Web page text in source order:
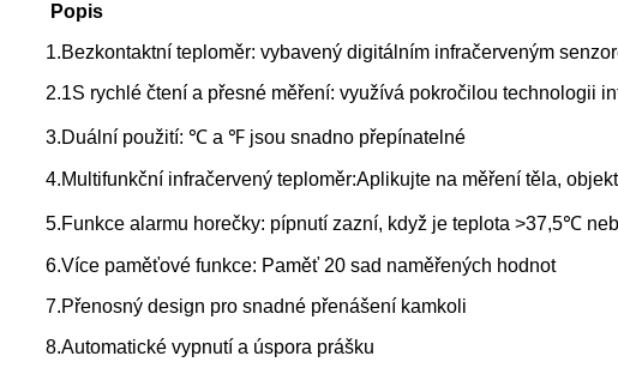
Popis
1.Bezkontaktní teploměr: vybavený digitálním infračerveným
2.1S rychlé čtení a přesné měření: využívá pokročilou technologii
3.Duální použití: ℃ a ℉ jsou snadno přepínatelné
4.Multifunkční infračervený teploměr:Aplikujte na měření těla,
5.Funkce alarmu horečky: pípnutí zazní, když je teplota >37,5℃
6.Více paměťové funkce: Paměť 20 sad naměřených hodnot
7.Přenosný design pro snadné přenášení kamkoli
8.Automatické vypnutí a úspora prášku